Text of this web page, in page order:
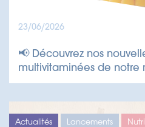
23/06/2026
📢 Découvrez nos
multivitaminées de notre
Actualités Lancements